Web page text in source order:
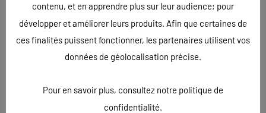
« Précédent
contenu, et en apprendre plus sur leur audience; pour
développer et améliorer leurs produits. Afin que certaines de
ces finalités puissent fonctionner, les partenaires utilisent vos
données de géolocalisation précise.
Pour en savoir plus, consultez notre politique de
confidentialité.